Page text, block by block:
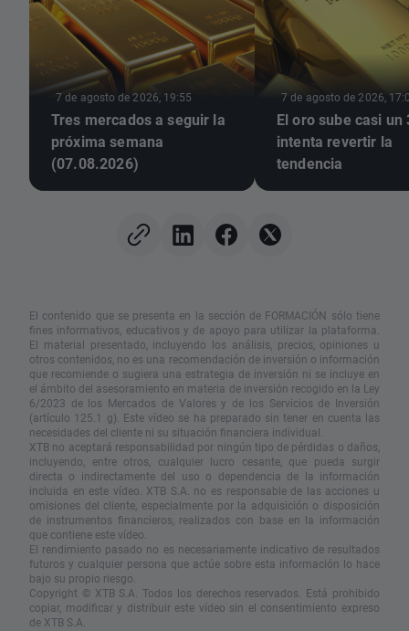
7 de agosto de 2026, 19:55
Tres mercados a seguir la
próxima semana
(07.08.2026)
7 de agosto de 2026,
El oro sube casi un
intenta revertir la
tendencia
El contenido que se presenta en la sección de FORMACIÓN sólo tiene
fines informativos, educativos y de apoyo para utilizar la plataforma.
El material presentado, incluyendo los análisis, precios, opiniones u
otros contenidos, no es una recomendación de inversión o información
que recomiende o sugiera una estrategia de inversión ni se incluye en
el ámbito del asesoramiento en materia de inversión recogido en la Ley
6/2023 de los Mercados de Valores y de los Servicios de Inversión
(artículo 125.1 g). Este vídeo se ha preparado sin tener en cuenta las
necesidades del cliente ni su situación financiera individual.
XTB no aceptará responsabilidad por ningún tipo de pérdidas o daños,
incluyendo, entre otros, cualquier lucro cesante, que pueda surgir
directa o indirectamente del uso o dependencia de la información
incluida en este vídeo. XTB S.A. no es responsable de las acciones u
omisiones del cliente, especialmente por la adquisición o disposición
de instrumentos financieros, realizados con base en la información
que contiene este vídeo.
El rendimiento pasado no es necesariamente indicativo de resultados
futuros y cualquier persona que actúe sobre esta información lo hace
bajo su propio riesgo.
Copyright © XTB S.A. Todos los derechos reservados. Está prohibido
copiar, modificar y distribuir este vídeo sin el consentimiento expreso
de XTB S.A.